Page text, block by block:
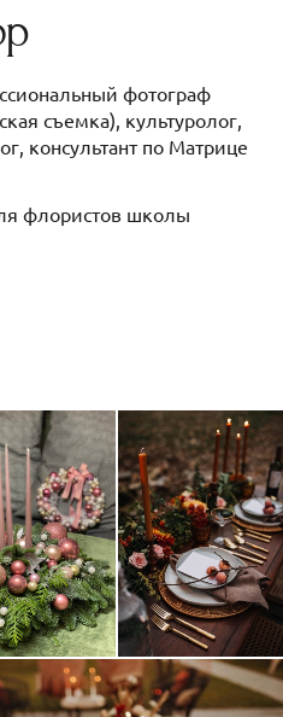
фотограф
съемка), культуролог,
консультант по Матрице
флористов школы